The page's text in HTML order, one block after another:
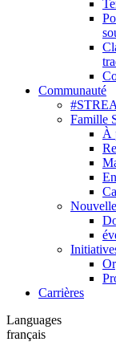
Communauté
Famille
À
Carrières
Languages
français